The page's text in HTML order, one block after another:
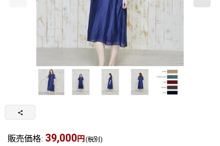
販売価格: 39,000 円 (税別)